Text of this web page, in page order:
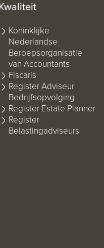
Koninklijke
Nederlandse
Beroepsorganisatie
van Accountants
Fiscaris
Register Adviseur
Bedrijfsopvolging
Register Estate Planner
Register
Belastingadviseurs